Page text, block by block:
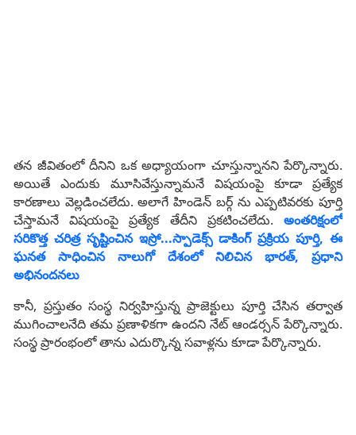
తన జీవితంలో దీనిని ఒక అధ్యాయంగా చూస్తున్నానని పేర్కొన్నారు.
అయితే ఎందుకు మూసివేస్తున్నామ‌నే విష‌యంపై కూడా ప్ర‌త్యేక
కార‌ణాలు వెల్ల‌డించ‌లేదు. అలాగే హిండెన్ బ‌ర్గ్ ను ఎప్ప‌టివ‌ర‌కు పూర్తి
చేస్తామ‌నే విష‌యంపై ప్ర‌త్యేక తేదీని ప్ర‌క‌టించ‌లేదు.
అంతరిక్షంలో
సరికొత్త చరిత్ర సృష్టించిన ఇస్రో...స్పాడెక్స్ డాకింగ్ ప్రక్రియ పూర్తి, ఈ
ఘనత సాధించిన నాలుగో దేశంలో నిలిచిన భారత్, ప్రధాని
అభినందనలు
కానీ, ప్ర‌స్తుతం సంస్థ నిర్వ‌హిస్తున్న ప్రాజెక్టులు పూర్తి చేసిన త‌ర్వాత
ముగించాల‌నేది త‌మ ప్ర‌ణాళిక‌గా ఉంద‌ని నేట్ ఆండ‌ర్స‌న్ పేర్కొన్నారు.
సంస్థ ప్రారంభంలో తాను ఎదుర్కొన్న స‌వాళ్ల‌ను కూడా పేర్కొన్నారు.